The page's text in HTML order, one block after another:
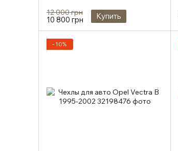
12 000 грн
10 800 грн Купить
−10%